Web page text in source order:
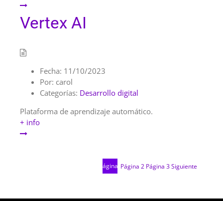
Vertex AI
Fecha: 11/10/2023
Por: carol
Categorías: Desarrollo digital
Plataforma de aprendizaje automático.
+ info
Página 1Página 2 Página 3Siguiente